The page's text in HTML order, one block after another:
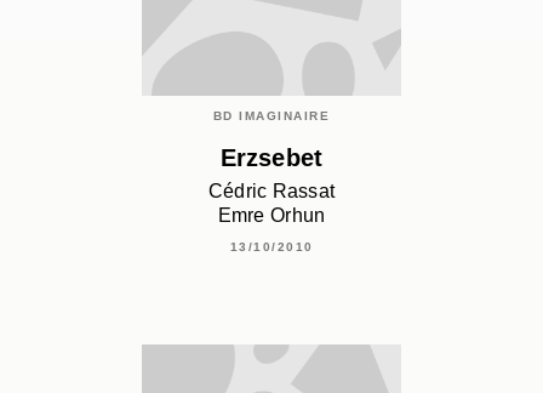
BD IMAGINAIRE
Erzsebet
Cédric Rassat
Emre Orhun
13/10/2010